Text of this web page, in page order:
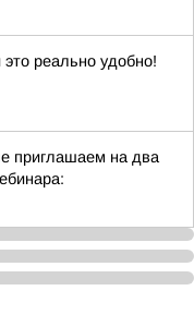
реально удобно!
приглашаем на два